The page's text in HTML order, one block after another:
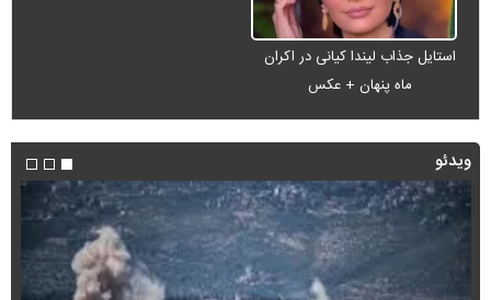
استایل جذاب لیندا کیانی در اکران
ماه پنهان + عکس
ویدئو